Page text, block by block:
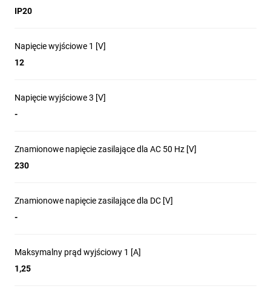
IP20
Napięcie wyjściowe 1 [V]
12
Napięcie wyjściowe 3 [V]
-
Znamionowe napięcie zasilające dla AC 50 Hz [V]
230
Znamionowe napięcie zasilające dla DC [V]
-
Maksymalny prąd wyjściowy 1 [A]
1,25